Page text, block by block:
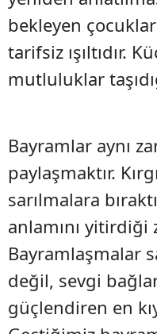
bekleyen
tarifsiz ışıltıdır.
mutluluklar
Bayramlar aynı
paylaşmaktır.
sarılmalara
anlamını yitirdiği
Bayramlaşmalar
değil, sevgi
güçlendiren en